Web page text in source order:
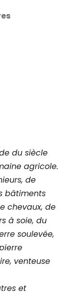
du siècle
agricole.
de
bâtiments
chevaux, de
à soie, du
soulevée,
venteuse
et